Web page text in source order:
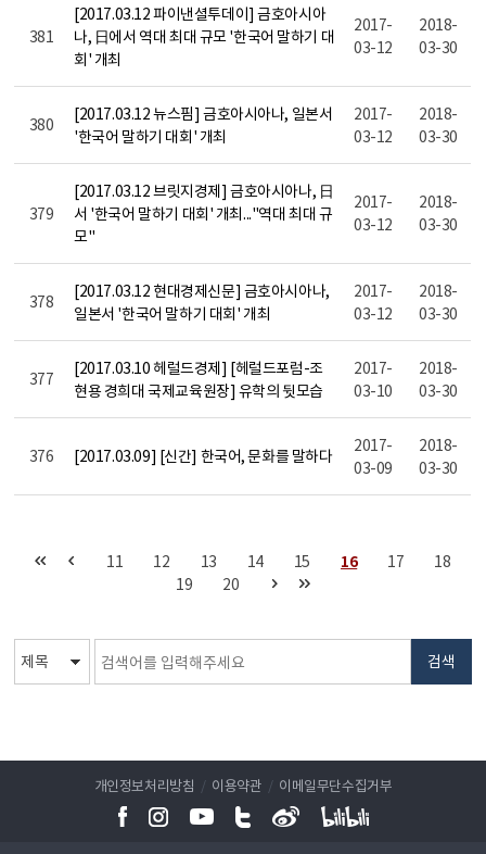
381
[2017.03.12 파이낸셜투데이] 금호아시아
나, 日에서 역대 최대 규모 '한국어 말하기 대
회' 개최
2017-
03-12
2018-
03-30
380
[2017.03.12 뉴스핌] 금호아시아나, 일본서
'한국어 말하기 대회' 개최
2017-
03-12
2018-
03-30
379
[2017.03.12 브릿지경제] 금호아시아나, 日
서 '한국어 말하기 대회' 개최..."역대 최대 규
모"
2017-
03-12
2018-
03-30
378
[2017.03.12 현대경제신문] 금호아시아나,
일본서 '한국어 말하기 대회' 개최
2017-
03-12
2018-
03-30
377
[2017.03.10 헤럴드경제] [헤럴드포럼-조
현용 경희대 국제교육원장] 유학의 뒷모습
2017-
03-10
2018-
03-30
376 [2017.03.09] [신간] 한국어, 문화를 말하다
2017-
03-09
2018-
03-30
11 12 13 14 15 16 17
18
19
20
검색
개인정보처리방침 / 이용약관 / 이메일무단수집거부